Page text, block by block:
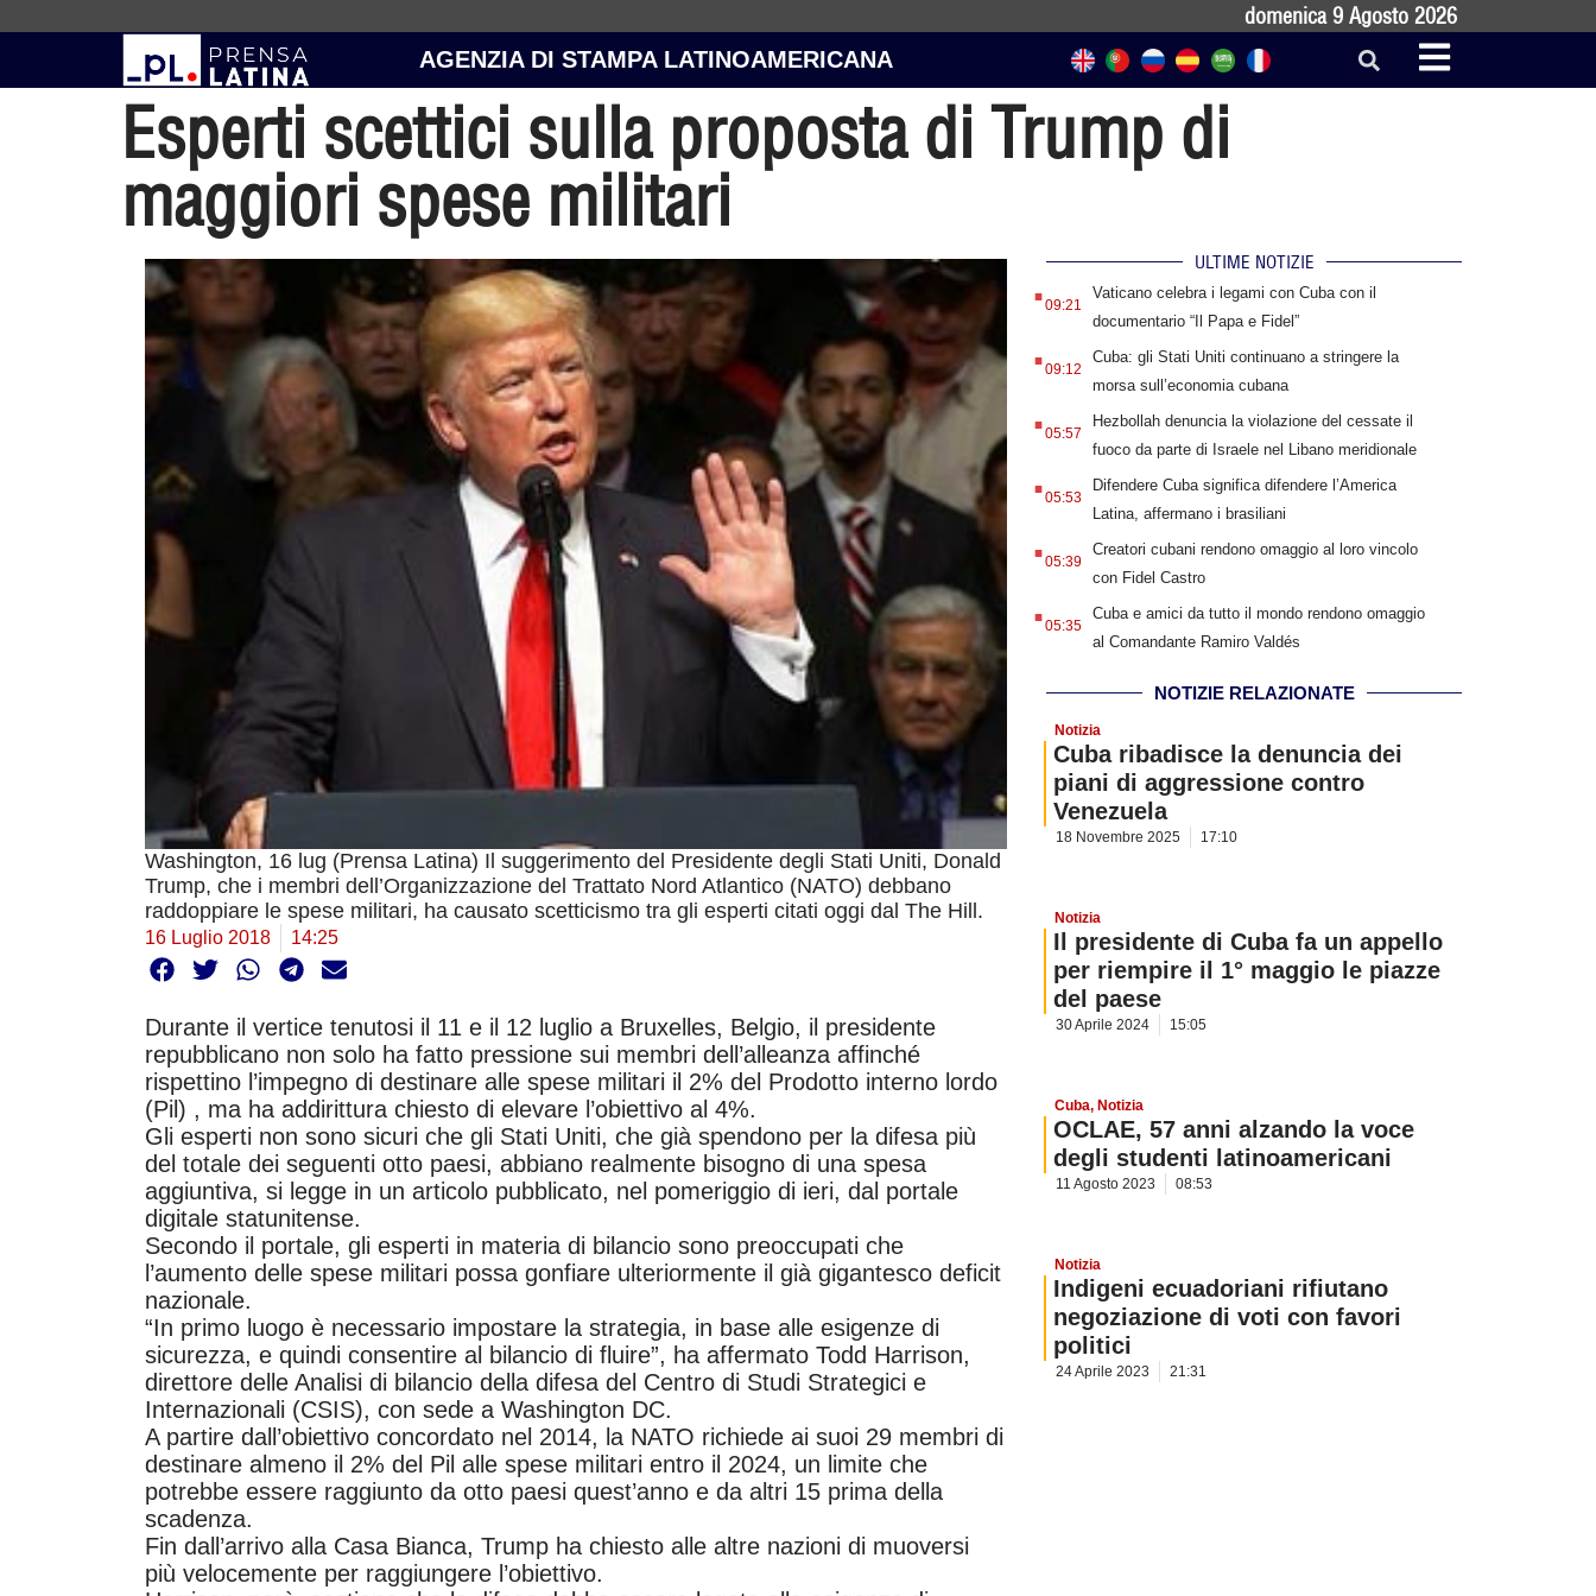
domenica 9 Agosto 2026
AGENZIA DI STAMPA LATINOAMERICANA
Esperti scettici sulla proposta di Trump di
maggiori spese militari
Washington, 16 lug (Prensa Latina) Il suggerimento del Presidente degli Stati Uniti, Donald
Trump, che i membri dell’Organizzazione del Trattato Nord Atlantico (NATO) debbano
raddoppiare le spese militari, ha causato scetticismo tra gli esperti citati oggi dal The Hill.
16 Luglio 2018 14:25
Durante il vertice tenutosi il 11 e il 12 luglio a Bruxelles, Belgio, il presidente
repubblicano non solo ha fatto pressione sui membri dell’alleanza affinché
rispettino l’impegno di destinare alle spese militari il 2% del Prodotto interno lordo
(Pil) , ma ha addirittura chiesto di elevare l’obiettivo al 4%.
Gli esperti non sono sicuri che gli Stati Uniti, che già spendono per la difesa più
del totale dei seguenti otto paesi, abbiano realmente bisogno di una spesa
aggiuntiva, si legge in un articolo pubblicato, nel pomeriggio di ieri, dal portale
digitale statunitense.
Secondo il portale, gli esperti in materia di bilancio sono preoccupati che
l’aumento delle spese militari possa gonfiare ulteriormente il già gigantesco deficit
nazionale.
“In primo luogo è necessario impostare la strategia, in base alle esigenze di
sicurezza, e quindi consentire al bilancio di fluire”, ha affermato Todd Harrison,
direttore delle Analisi di bilancio della difesa del Centro di Studi Strategici e
Internazionali (CSIS), con sede a Washington DC.
A partire dall’obiettivo concordato nel 2014, la NATO richiede ai suoi 29 membri di
destinare almeno il 2% del Pil alle spese militari entro il 2024, un limite che
potrebbe essere raggiunto da otto paesi quest’anno e da altri 15 prima della
scadenza.
Fin dall’arrivo alla Casa Bianca, Trump ha chiesto alle altre nazioni di muoversi
più velocemente per raggiungere l’obiettivo.
ULTIME NOTIZIE
.09:21
Vaticano celebra i legami con Cuba con il
documentario “Il Papa e Fidel”
.09:12
Cuba: gli Stati Uniti continuano a stringere la
morsa sull’economia cubana
.05:57
Hezbollah denuncia la violazione del cessate il
fuoco da parte di Israele nel Libano meridionale
.05:53
Difendere Cuba significa difendere l’America
Latina, affermano i brasiliani
.05:39
Creatori cubani rendono omaggio al loro vincolo
con Fidel Castro
.05:35
Cuba e amici da tutto il mondo rendono omaggio
al Comandante Ramiro Valdés
NOTIZIE RELAZIONATE
Notizia
Cuba ribadisce la denuncia dei
piani di aggressione contro
Venezuela
18 Novembre 2025 17:10
Notizia
Il presidente di Cuba fa un appello
per riempire il 1° maggio le piazze
del paese
30 Aprile 2024 15:05
Cuba, Notizia
OCLAE, 57 anni alzando la voce
degli studenti latinoamericani
11 Agosto 2023 08:53
Notizia
Indigeni ecuadoriani rifiutano
negoziazione di voti con favori
politici
24 Aprile 2023 21:31